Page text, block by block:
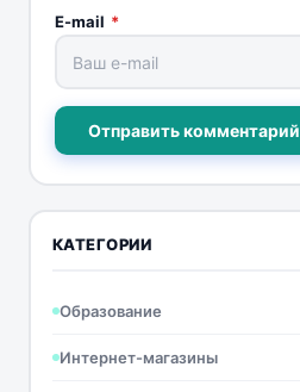
E-mail *
Отправить комментарий
КАТЕГОРИИ
Образование
Интернет-магазины